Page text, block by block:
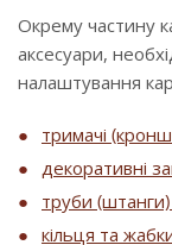
Окрему частину
аксесуари,
налаштування
тримачі
декоративні
труби (штанги)
кільця та